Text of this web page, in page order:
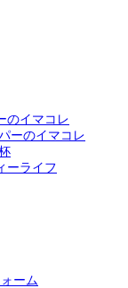
のイマコレ
ーのイマコレ
ーライフ
ーム